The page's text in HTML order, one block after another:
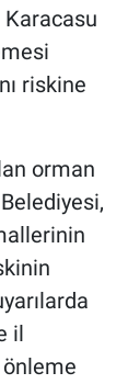
Karacasu
riskine
orman
il
önleme